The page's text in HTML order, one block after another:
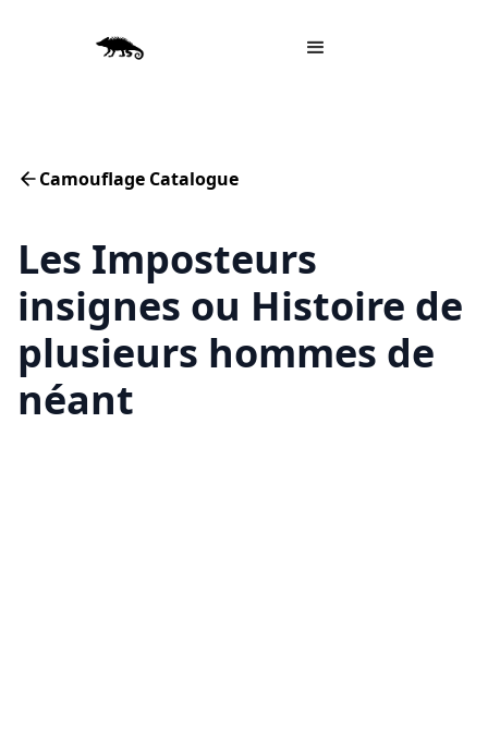
Camouflage Catalogue
Les Imposteurs
insignes ou Histoire de
plusieurs hommes de
néant